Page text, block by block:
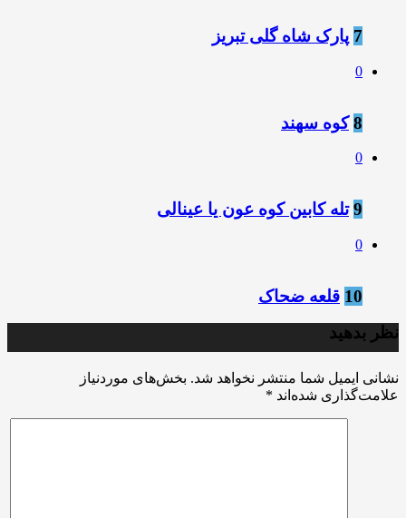
7 پارک شاه گلی تبریز
0
8 کوه سهند
0
9 تله کابین کوه عون یا عینالی
0
10 قلعه ضحاک
نظر بدهید
نشانی ایمیل شما منتشر نخواهد شد. بخش‌های موردنیاز
علامت‌گذاری شده‌اند *